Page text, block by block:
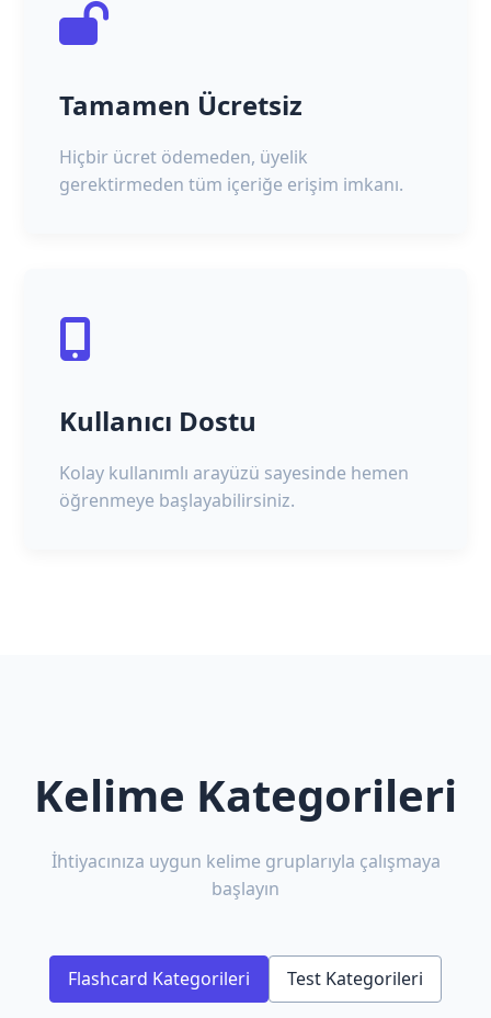
Tamamen Ücretsiz
Hiçbir ücret ödemeden, üyelik
gerektirmeden tüm içeriğe erişim imkanı.
Kullanıcı Dostu
Kolay kullanımlı arayüzü sayesinde hemen
öğrenmeye başlayabilirsiniz.
Kelime Kategorileri
İhtiyacınıza uygun kelime gruplarıyla çalışmaya
başlayın
Flashcard Kategorileri Test Kategorileri